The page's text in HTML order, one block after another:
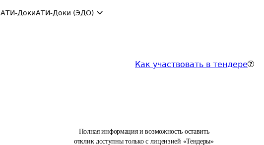
АТИ-ДокиАТИ-Доки (ЭДО)
Как участвовать в тендере
Полная информация и возможность оставить
отклик доступны только с лицензией «Тендеры»